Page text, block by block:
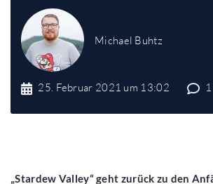
Michael Buhtz
25. Februar 2021 um 13:02 1
„Stardew Valley“ geht zurück zu den